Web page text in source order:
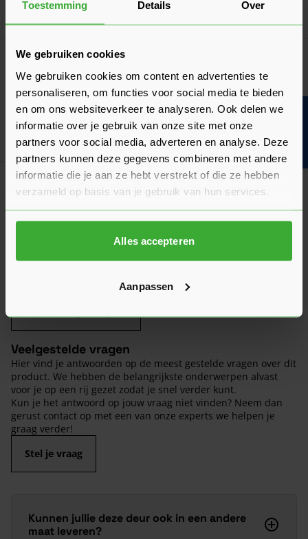
Toestemming Details Over
We gebruiken cookies
We gebruiken cookies om content en advertenties te
personaliseren, om functies voor social media te bieden
en om ons websiteverkeer te analyseren. Ook delen we
informatie over je gebruik van onze site met onze
partners voor social media, adverteren en analyse. Deze
partners kunnen deze gegevens combineren met andere
informatie die je aan ze hebt verstrekt of die ze hebben
verzameld op basis van je gebruik van hun services.
Alles accepteren
Aanpassen
Laatst gewijzigd: Maart 2026
Algemeen
De draairichting van een deur bepalen
Moet je de draairichting van je nieuwe deur aangeven? Wij
leggen hier uit hoe je de draairichting kunt bepalen!
Laatst gewijzigd: Februari 2026
Leestijd: 2 minuten
Lees
Klantrecensies
Hier lees je de ervaringen van andere klanten met dit
product. Hun feedback helpt je om een goed beeld te krijgen
van de kwaliteit en het gebruiksgemak.
dragen we samen bij aan een nog beter aanbod.
Veelgestelde vragen
Hier vind je antwoorden op de meest gestelde vragen over dit
product. We hebben de belangrijkste onderwerpen alvast
voor je op een rij gezet zodat je snel verder kunt.
Kun je het antwoord op jouw vraag niet vinden? Neem dan
gerust contact op met een van onze experts we helpen je
graag verder!
Stel je vraag
Kunnen jullie deze deur ook in een andere
maat leveren?